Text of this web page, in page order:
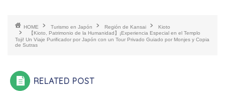
HOME Turismo en Japón Región de Kansai
Kioto
【Kioto, Patrimonio de la Humanidad】¡Experiencia Especial en el Templo
Toji! Un Viaje Purificador por Japón con un Tour Privado Guiado por Monjes y Copia
de Sutras
RELATED POST